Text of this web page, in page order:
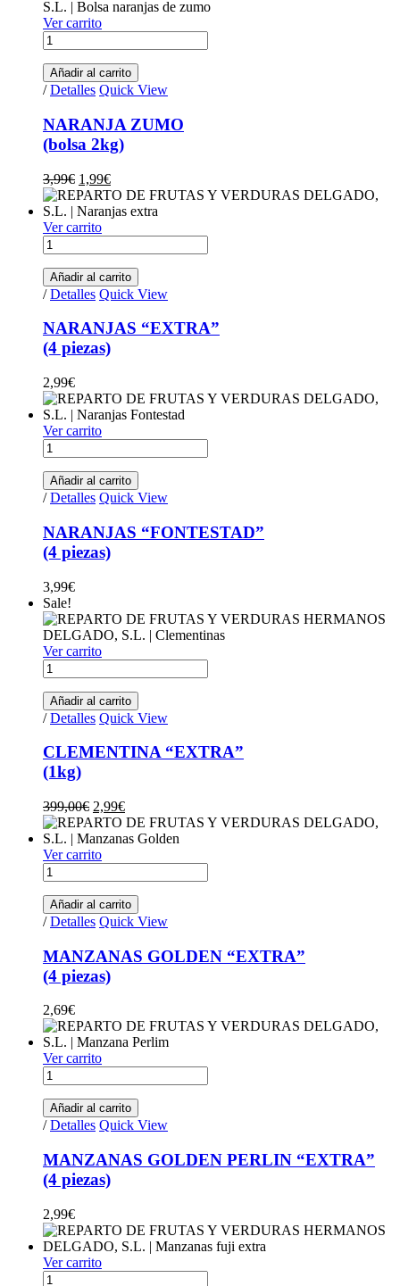
Ver carrito
NARANJA ZUMO(bolsa 2kg) quantity
Añadir al carrito
/ Detalles Quick View
NARANJA ZUMO
(bolsa 2kg)
3,99€ Original price was: 3,99€.
1,99€Current price is: 1,99€.
Ver carrito
NARANJAS "EXTRA"(4 piezas) quantity
Añadir al carrito
/ Detalles Quick View
NARANJAS “EXTRA”
(4 piezas)
2,99€
Ver carrito
NARANJAS "FONTESTAD" (4 piezas) quantity
Añadir al carrito
/ Detalles Quick View
NARANJAS “FONTESTAD”
(4 piezas)
3,99€
Sale!
Ver carrito
CLEMENTINA "EXTRA"(1kg) quantity
Añadir al carrito
/ Detalles Quick View
CLEMENTINA “EXTRA”
(1kg)
399,00€ Original price was: 399,00€.
2,99€Current price is: 2,99€.
Ver carrito
MANZANAS GOLDEN "EXTRA"(4 piezas) quantity
Añadir al carrito
/ Detalles Quick View
MANZANAS GOLDEN “EXTRA”
(4 piezas)
2,69€
Ver carrito
MANZANAS GOLDEN PERLIN "EXTRA"(4 piezas)
Añadir al carrito
/ Detalles Quick View
MANZANAS GOLDEN PERLIN “EXTRA”
(4 piezas)
2,99€
Ver carrito
MANZANAS FUJI "EXTRA"(4 piezas) quantity